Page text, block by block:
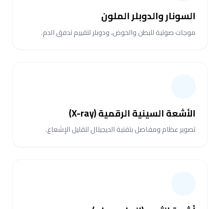
السونار والدوبلر الملون
موجات صوتية للبطن والحوض، ودوبلر لتقييم تدفق الدم.
الأشعة السينية الرقمية (X-ray)
تصوير عظام ومفاصل بتقنية الديجيتال لتقليل الإشعاع.